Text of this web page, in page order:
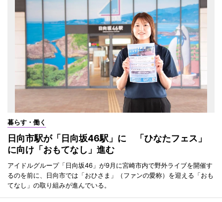
暮らす・働く
日向市駅が「日向坂46駅」に 「ひなたフェス」
に向け「おもてなし」進む
アイドルグループ「日向坂46」が9月に宮崎市内で野外ライブを開催す
るのを前に、日向市では「おひさま」（ファンの愛称）を迎える「おも
てなし」の取り組みが進んでいる。